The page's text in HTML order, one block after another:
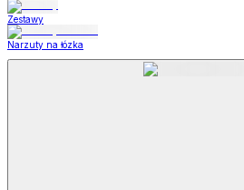
Zestawy
Narzuty na łózka